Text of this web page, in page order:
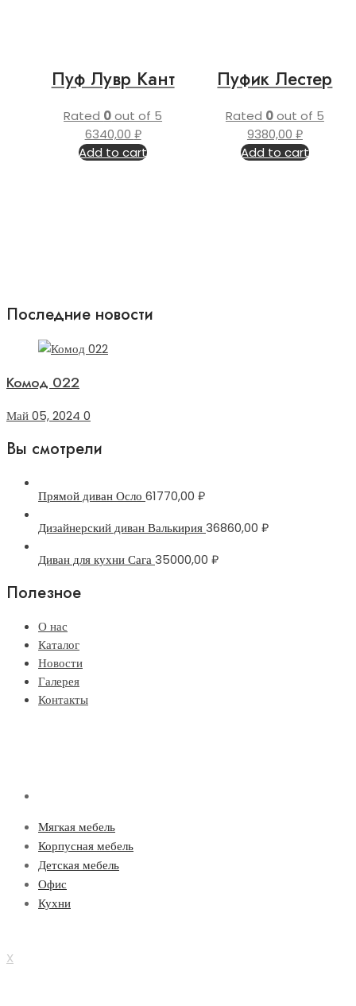
Пуф Лувр Кант
Rated 0out of 5
6340,00 ₽
Add to cart
Пуфик Лестер
Rated 0out of 5
9380,00 ₽
Add to cart
Последние новости
Комод 022
Май 05, 2024 0
Вы смотрели
Прямой диван Осло 61770,00 ₽
Дизайнерский диван Валькирия36860,00 ₽
Диван для кухни Сага35000,00 ₽
Полезное
О нас
Каталог
Новости
Галерея
Контакты
Мягкая мебель
Корпусная мебель
Детская мебель
Офис
Кухни
X